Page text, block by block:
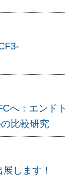
へ：エンド
比較研究
します！